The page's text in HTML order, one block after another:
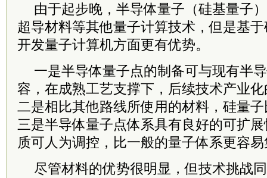
由于起步晚，半导体量子（硅基量子
超导材料等其他量子计算技术，但是基
开发量子计算机方面更有优势。
一是半导体量子点的制备可与现有半
容，在成熟工艺支撑下，后续技术产业
二是相比其他路线所使用的材料，硅量
三是半导体量子点体系具有良好的可扩
质可人为调控，比一般的量子体系更容
尽管材料的优势很明显，但技术挑战